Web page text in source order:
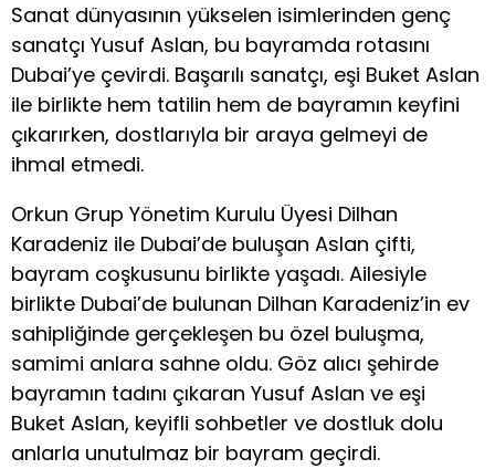
Sanat dünyasının yükselen isimlerinden genç
sanatçı Yusuf Aslan, bu bayramda rotasını
Dubai’ye çevirdi. Başarılı sanatçı, eşi Buket Aslan
ile birlikte hem tatilin hem de bayramın keyfini
çıkarırken, dostlarıyla bir araya gelmeyi de
ihmal etmedi.
Orkun Grup Yönetim Kurulu Üyesi Dilhan
Karadeniz ile Dubai’de buluşan Aslan çifti,
bayram coşkusunu birlikte yaşadı. Ailesiyle
birlikte Dubai’de bulunan Dilhan Karadeniz’in ev
sahipliğinde gerçekleşen bu özel buluşma,
samimi anlara sahne oldu. Göz alıcı şehirde
bayramın tadını çıkaran Yusuf Aslan ve eşi
Buket Aslan, keyifli sohbetler ve dostluk dolu
anlarla unutulmaz bir bayram geçirdi.